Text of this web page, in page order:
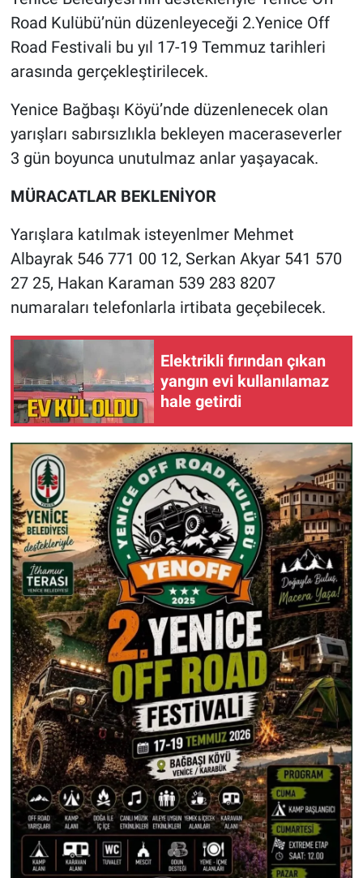
Road Kulübü’nün düzenleyeceği 2.Yenice Off
Road Festivali bu yıl 17-19 Temmuz tarihleri
arasında gerçekleştirilecek.
Yenice Bağbaşı Köyü’nde düzenlenecek olan
yarışları sabırsızlıkla bekleyen maceraseverler
3 gün boyunca unutulmaz anlar yaşayacak.
MÜRACATLAR BEKLENİYOR
Yarışlara katılmak isteyenlmer Mehmet
Albayrak 546 771 00 12, Serkan Akyar 541 570
27 25, Hakan Karaman 539 283 8207
numaraları telefonlarla irtibata geçebilecek.
Elektrikli fırından çıkan
yangın evi kullanılamaz
hale getirdi